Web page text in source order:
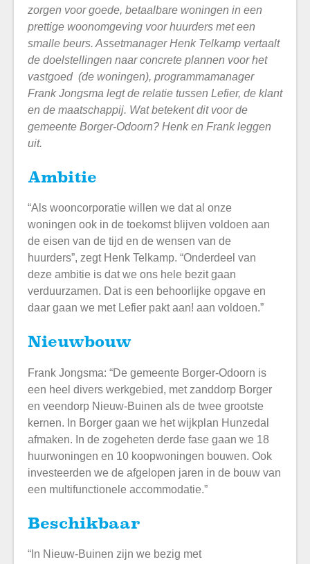
zorgen voor goede, betaalbare woningen in een
prettige woonomgeving voor huurders met een
smalle beurs. Assetmanager Henk Telkamp vertaalt
de doelstellingen naar concrete plannen voor het
vastgoed (de woningen), programmamanager
Frank Jongsma legt de relatie tussen Lefier, de klant
en de maatschappij. Wat betekent dit voor de
gemeente Borger-Odoorn? Henk en Frank leggen
uit.
Ambitie
“Als wooncorporatie willen we dat al onze
woningen ook in de toekomst blijven voldoen aan
de eisen van de tijd en de wensen van de
huurders”, zegt Henk Telkamp. “Onderdeel van
deze ambitie is dat we ons hele bezit gaan
verduurzamen. Dat is een behoorlijke opgave en
daar gaan we met Lefier pakt aan! aan voldoen.”
Nieuwbouw
Frank Jongsma: “De gemeente Borger-Odoorn is
een heel divers werkgebied, met zanddorp Borger
en veendorp Nieuw-Buinen als de twee grootste
kernen. In Borger gaan we het wijkplan Hunzedal
afmaken. In de zogeheten derde fase gaan we 18
huurwoningen en 10 koopwoningen bouwen. Ook
investeerden we de afgelopen jaren in de bouw van
een multifunctionele accommodatie.”
Beschikbaar
“In Nieuw-Buinen zijn we bezig met